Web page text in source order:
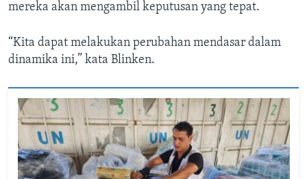
mereka akan mengambil keputusan yang tepat.
“Kita dapat melakukan perubahan mendasar dalam
dinamika ini,” kata Blinken.